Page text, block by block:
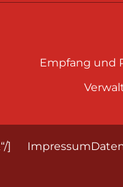
Empfang und
] Impressum